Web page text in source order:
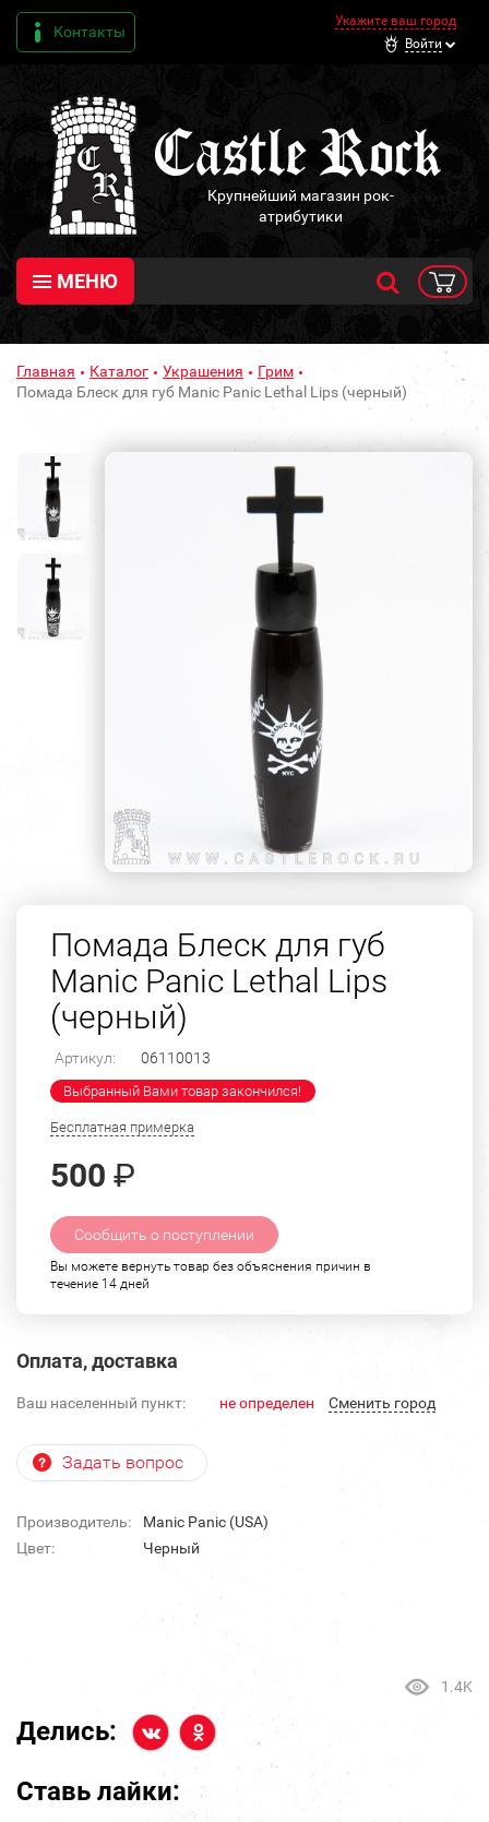
Контакты
Укажите ваш город
Войти
Крупнейший магазин рок-
атрибутики
МЕНЮ
Главная Каталог Украшения
Грим
Помада Блеск для губ Manic Panic Lethal Lips (черный)
Помада Блеск для губ
Manic Panic Lethal Lips
(черный)
Артикул: 06110013
Выбранный Вами товар закончился!
Бесплатная примерка
500 ₽
Сообщить о поступлении
Вы можете вернуть товар без объяснения причин в
течение 14 дней
Оплата, доставка
Ваш населенный пункт: не определен Cменить город
Задать вопрос
Производитель:
Manic Panic (USA)
Цвет:
Черный
1.4K
Делись:
Ставь лайки: